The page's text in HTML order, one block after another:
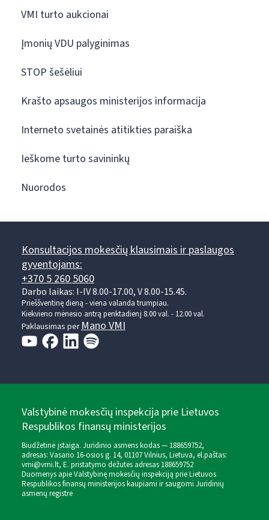
VMI turto aukcionai
Įmonių VDU palyginimas
STOP šešėliui
Krašto apsaugos ministerijos informacija
Interneto svetainės atitikties paraiška
Ieškome turto savininkų
Nuorodos
Konsultacijos mokesčių klausimais ir paslaugos
gyventojams:
+370 5 260 5060
Darbo laikas: I-IV 8.00-17.00, V 8.00-15.45.
Prieššventinę dieną - viena valanda trumpiau.
Kiekvieno mėnesio antrą penktadienį 8.00 val. - 12.00 val.
Paklausimas perMano VMI
Valstybinė mokesčių inspekcija prie Lietuvos
Respublikos finansų ministerijos
Biudžetinė įstaiga. Juridinio asmens kodas — 188659752,
adresas: Vasario 16-osios g. 14, 01107 Vilnius, Lietuva, el.paštas:
vmi@vmi.lt, E. pristatymo dėžutės adresas 188659752
Duomenys apie Valstybinę mokesčių inspekciją prie Lietuvos
Respublikos finansų ministerijos kaupiami ir saugomi Juridinių
asmenų registre